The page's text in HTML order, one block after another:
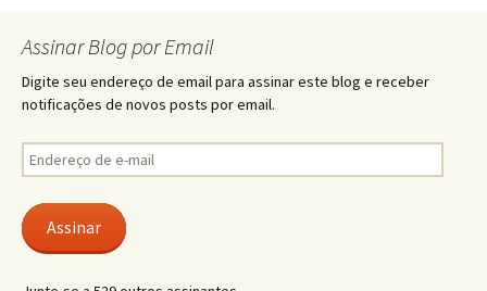
Assinar Blog por Email
Digite seu endereço de email para assinar este blog e receber
notificações de novos posts por email.
Endereço
de
mail Assinar